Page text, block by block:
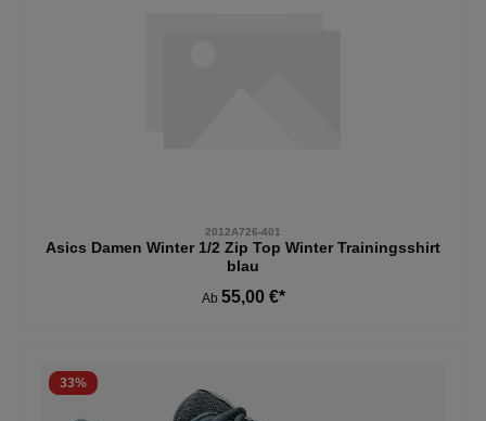
2012A726-401
Asics Damen Winter 1/2 Zip Top Winter Trainingsshirt
blau
Ab 55,00 €*
33%